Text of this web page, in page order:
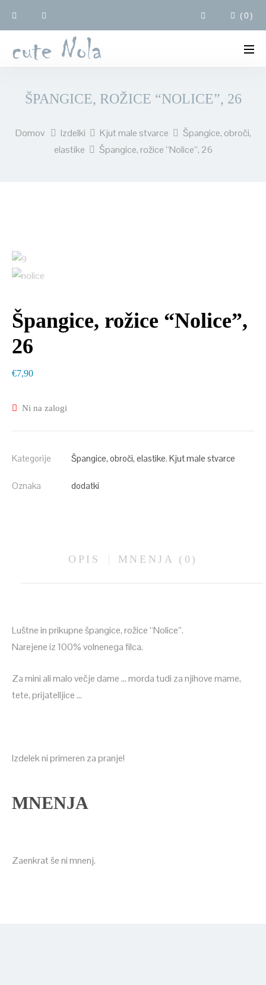
(0)
ŠPANGICE, ROŽICE “NOLICE”, 26
Domov Izdelki Kjut male stvarce
Špangice, obroči,
elastike
Špangice, rožice “Nolice”, 26
Špangice, rožice “Nolice”,
26
€7,90
Ni na zalogi
Kategorije Špangice, obroči, elastike, Kjut male stvarce
Oznaka dodatki
OPIS MNENJA (0)
Luštne in prikupne špangice, rožice “Nolice”.
Narejene iz 100% volnenega filca.
Za mini ali malo večje dame … morda tudi za njihove mame,
tete, prijatelljice …
Izdelek ni primeren za pranje!
MNENJA
Zaenkrat še ni mnenj.